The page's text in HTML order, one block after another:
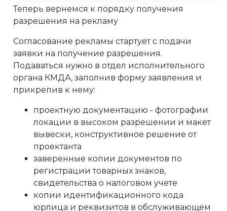
Теперь вернемся к порядку получения
разрешения на рекламу
Согласование рекламы стартует с подачи
заявки на получение разрешения.
Подаваться нужно в отдел исполнительного
органа КМДА, заполнив форму заявления и
прикрепив к нему:
проектную документацию - фотографии
локации в высоком разрешении и макет
вывески, конструктивное решение от
проектанта
заверенные копии документов по
регистрации товарных знаков,
свидетельства о налоговом учете
копии идентификационного кода
юрлица и реквизитов в обслуживающем